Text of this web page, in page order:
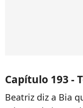
Capítulo 193 -
Beatriz diz a Bia